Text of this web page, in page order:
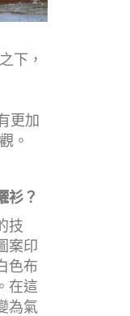
下，
更加
。
衫？
技
案印
色布
在這
為氣